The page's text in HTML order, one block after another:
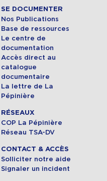
SE DOCUMENTER
Nos Publications
Base de ressources
Le centre de
documentation
Accès direct au
catalogue
documentaire
La lettre de La
Pépinière
RÉSEAUX
COP La Pépinière
Réseau TSA-DV
CONTACT & ACCÈS
Solliciter notre aide
Signaler un incident